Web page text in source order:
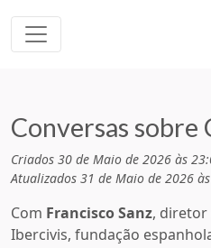
Conversas sobre
Criados 30 de Maio de 2026 às
Atualizados 31 de Maio de 2026
Com Francisco Sanz, diretor
Ibercivis, fundação